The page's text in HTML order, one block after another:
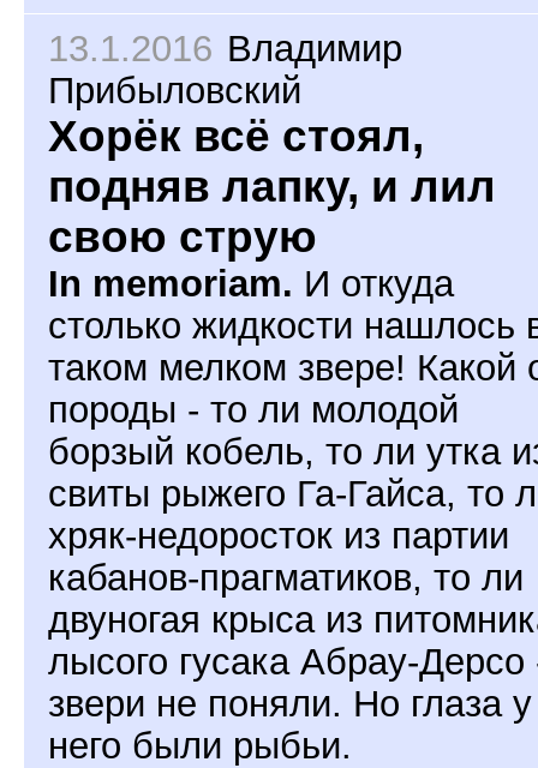
13.1.2016 Владимир
Прибыловский
Хорёк всё стоял,
подняв лапку, и лил
свою струю
In memoriam. И откуда
столько жидкости нашлось
таком мелком звере! Какой
породы - то ли молодой
борзый кобель, то ли утка
свиты рыжего Га-Гайса, то
хряк-недоросток из партии
кабанов-прагматиков, то ли
двуногая крыса из
лысого гусака Абрау-Дерсо
звери не поняли. Но глаза у
него были рыбьи.